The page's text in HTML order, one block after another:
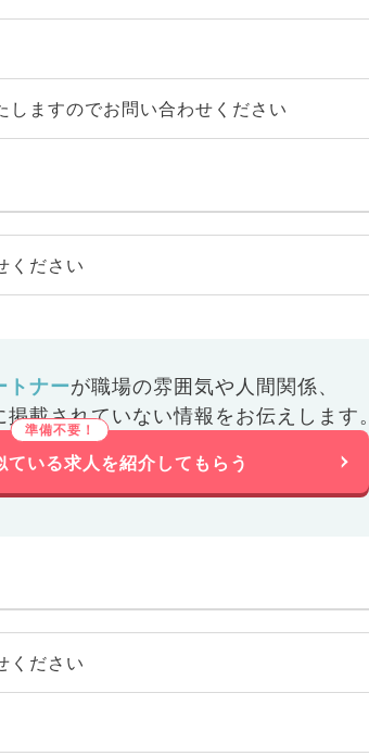
しますのでお問い合わせください
ください
トナーが職場の雰囲気や人間関係、
掲載されていない情報をお伝えします。
ている求人を紹介してもらう
ください